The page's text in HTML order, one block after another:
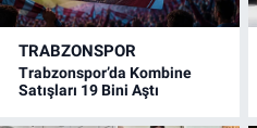
TRABZONSPOR
Trabzonspor’da Kombine
Satışları 19 Bini Aştı